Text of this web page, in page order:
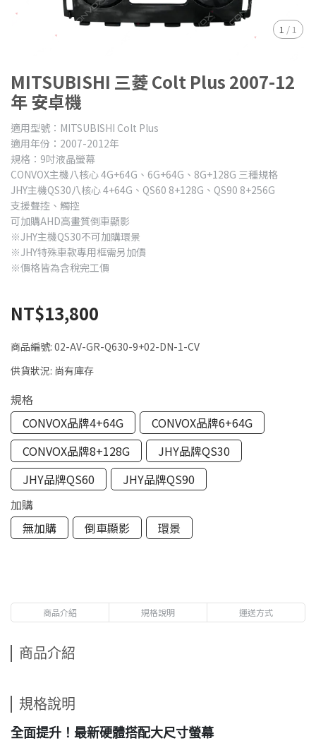
1 / 1
MITSUBISHI 三菱 Colt Plus 2007-12
年 安卓機
適用型號：MITSUBISHI Colt Plus
適用年份：2007-2012年
規格：9吋液晶螢幕
CONVOX主機八核心 4G+64G、6G+64G、8G+128G 三種規格
JHY主機QS30八核心 4+64G、QS60 8+128G、QS90 8+256G
支援聲控、觸控
可加購AHD高畫質倒車顯影
※JHY主機QS30不可加購環景
※JHY特殊車款專用框需另加價
※價格皆為含稅完工價
NT$13,800
商品編號: 02-AV-GR-Q630-9+02-DN-1-CV
供貨狀況: 尚有庫存
規格
CONVOX品牌4+64G
CONVOX品牌6+64G
CONVOX品牌8+128G
JHY品牌QS30
JHY品牌QS60
JHY品牌QS90
加購
無加購
倒車顯影 環景
商品介紹 規格說明 運送方式
商品介紹
規格說明
全面提升！最新硬體搭配大尺寸螢幕